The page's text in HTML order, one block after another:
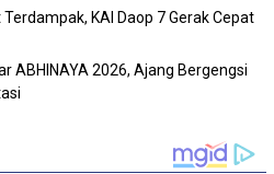
KAI Daop 7 Gerak Cepat
ABHINAYA 2026, Ajang Bergengsi